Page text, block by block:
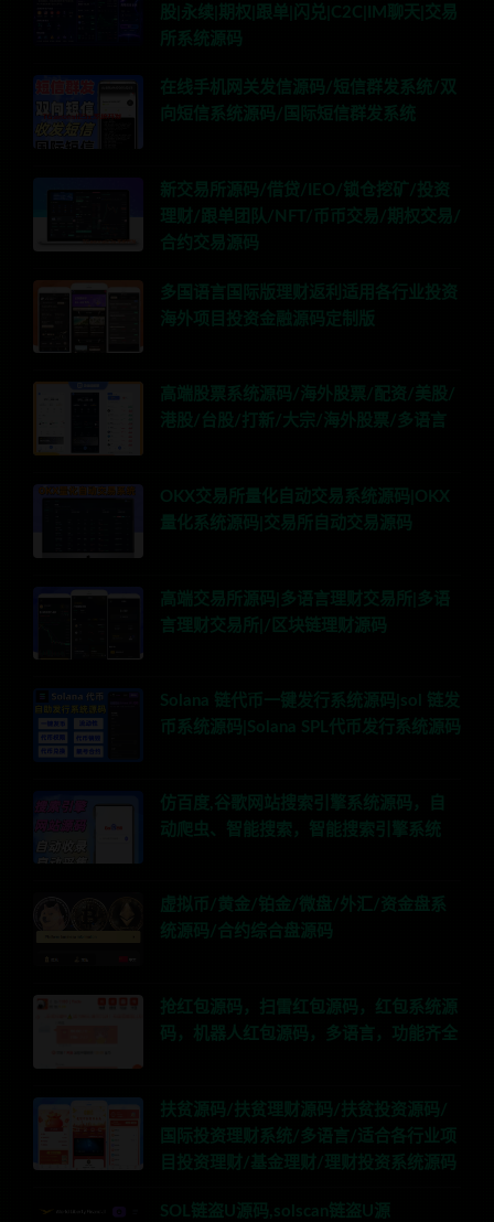
股|永续|期权|跟单|闪兑|C2C|IM聊天|交易
所系统源码
在线手机网关发信源码/短信群发系统/双
向短信系统源码/国际短信群发系统
新交易所源码/借贷/IEO/锁仓挖矿/投资
理财/跟单团队/NFT/币币交易/期权交易/
合约交易源码
多国语言国际版理财返利适用各行业投资
海外项目投资金融源码定制版
高端股票系统源码/海外股票/配资/美股/
港股/台股/打新/大宗/海外股票/多语言
OKX交易所量化自动交易系统源码|OKX
量化系统源码|交易所自动交易源码
高端交易所源码|多语言理财交易所|多语
言理财交易所|/区块链理财源码
Solana 链代币一键发行系统源码|sol 链发
币系统源码|Solana SPL代币发行系统源码
仿百度,谷歌网站搜索引擎系统源码，自
动爬虫、智能搜索，智能搜索引擎系统
虚拟币/黄金/铂金/微盘/外汇/资金盘系
统源码/合约综合盘源码
抢红包源码，扫雷红包源码，红包系统源
码，机器人红包源码，多语言，功能齐全
扶贫源码/扶贫理财源码/扶贫投资源码/
国际投资理财系统/多语言/适合各行业项
目投资理财/基金理财/理财投资系统源码
SOL链盗U源码,solscan链盗U源